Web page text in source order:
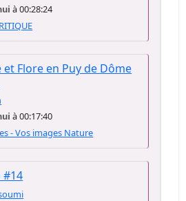
à 00:28:24
et Flore en Puy de Dôme
à 00:17:40
- Vos images Nature
#14